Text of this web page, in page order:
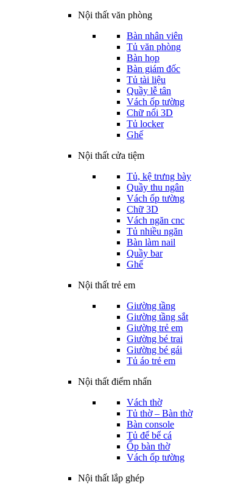
Nội thất văn phòng
Bàn nhân viên
Tủ văn phòng
Bàn họp
Bàn giám đốc
Tủ tài liệu
Quầy lễ tân
Vách ốp tường
Chữ nổi 3D
Tủ locker
Ghế
Nội thất cửa tiệm
Tủ, kệ trưng bày
Quầy thu ngân
Vách ốp tường
Chữ 3D
Vách ngăn cnc
Tủ nhiều ngăn
Bàn làm nail
Quầy bar
Ghế
Nội thất trẻ em
Giường tầng
Giường tầng sắt
Giường trẻ em
Giường bé trai
Giường bé gái
Tủ áo trẻ em
Nội thất điểm nhấn
Vách thờ
Tủ thờ – Bàn thờ
Bàn console
Tủ để bể cá
Ốp bàn thờ
Vách ốp tường
Nội thất lắp ghép